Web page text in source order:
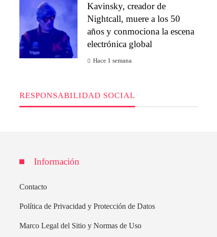
Kavinsky, creador de
Nightcall, muere a los 50
años y conmociona la escena
electrónica global
Hace 1 semana
RESPONSABILIDAD SOCIAL
Información
Contacto
Política de Privacidad y Protección de Datos
Marco Legal del Sitio y Normas de Uso